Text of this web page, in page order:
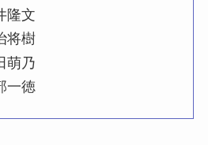
隆文
将樹
萌乃
一徳